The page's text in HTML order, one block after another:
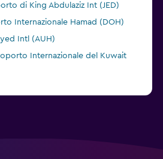
di King Abdulaziz Int (JED)
Internazionale Hamad (DOH)
Intl (AUH)
Internazionale del Kuwait